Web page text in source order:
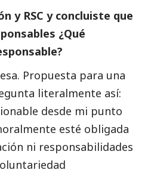
y RSC y concluiste que
¿Qué
Propuesta para una
literalmente así:
desde mi punto
esté obligada
ni responsabilidades